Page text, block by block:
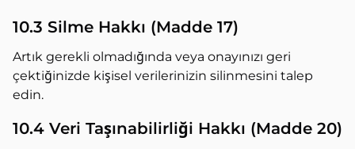
10.3 Silme Hakkı (Madde 17)
Artık gerekli olmadığında veya onayınızı geri
çektiğinizde kişisel verilerinizin silinmesini talep
edin.
10.4 Veri Taşınabilirliği Hakkı (Madde 20)